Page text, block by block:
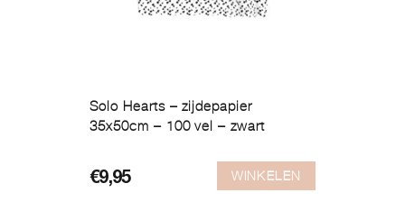
Solo Hearts – zijdepapier
35x50cm – 100 vel – zwart
€9,95 WINKELEN